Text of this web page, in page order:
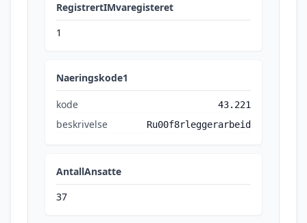
RegistrertIMvaregisteret
1
Naeringskode1
kode 43.221
beskrivelse Ru00f8rleggerarbeid
AntallAnsatte
37